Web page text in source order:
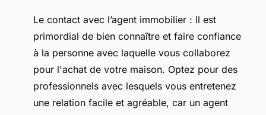
Le contact avec l’agent immobilier : Il est
primordial de bien connaître et faire confiance
à la personne avec laquelle vous collaborez
pour l'achat de votre maison. Optez pour des
professionnels avec lesquels vous entretenez
une relation facile et agréable, car un agent